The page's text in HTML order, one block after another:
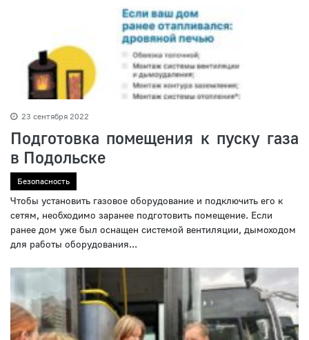
23 сентября 2022
Подготовка помещения к пуску газа
в Подольске
Безопасность
Чтобы установить газовое оборудование и подключить его к
сетям, необходимо заранее подготовить помещение. Если
ранее дом уже был оснащен системой вентиляции, дымоходом
для работы оборудования...